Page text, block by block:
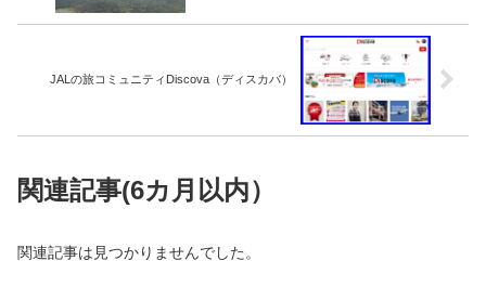
JALの旅コミュニティDiscova（ディスカバ）
関連記事(6カ月以内）
関連記事は見つかりませんでした。